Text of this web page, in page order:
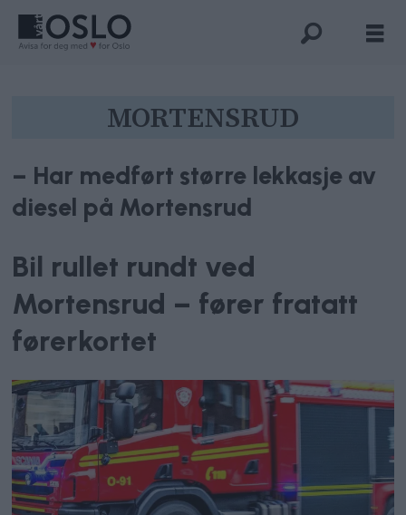
MORTENSRUD
– Har medført større lekkasje av
diesel på Mortensrud
Bil rullet rundt ved
Mortensrud – fører fratatt
førerkortet